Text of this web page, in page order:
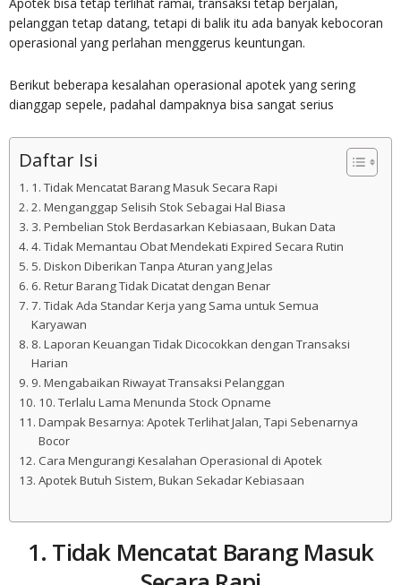
pelanggan tetap datang, tetapi di balik itu ada banyak kebocoran
operasional yang perlahan menggerus keuntungan.
Berikut beberapa kesalahan operasional apotek yang sering
dianggap sepele, padahal dampaknya bisa sangat serius
Daftar Isi
1. Tidak Mencatat Barang Masuk Secara Rapi
2. Menganggap Selisih Stok Sebagai Hal Biasa
3. Pembelian Stok Berdasarkan Kebiasaan, Bukan Data
4. Tidak Memantau Obat Mendekati Expired Secara Rutin
5. Diskon Diberikan Tanpa Aturan yang Jelas
6. Retur Barang Tidak Dicatat dengan Benar
7. Tidak Ada Standar Kerja yang Sama untuk Semua
Karyawan
8. Laporan Keuangan Tidak Dicocokkan dengan Transaksi
Harian
9. Mengabaikan Riwayat Transaksi Pelanggan
10. Terlalu Lama Menunda Stock Opname
Dampak Besarnya: Apotek Terlihat Jalan, Tapi Sebenarnya
Bocor
Cara Mengurangi Kesalahan Operasional di Apotek
Apotek Butuh Sistem, Bukan Sekadar Kebiasaan
1. Tidak Mencatat Barang Masuk